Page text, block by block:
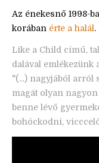
Az énekesnő 1998-
korában érte a halál .
Like a Child című,
dalával emlékezünk
"(...) nagyjából arról
magát olyan
benne lévő
bohóckodni,